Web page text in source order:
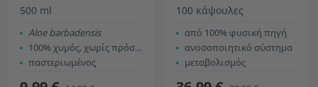
500 ml
Aloe barbadensis
100% χυμός, χωρίς πρόσθετα
παστεριωμένος
100 κάψουλες
από 100% φυσική πηγή
ανοσοποιητικό σύστημα
μεταβολισμός